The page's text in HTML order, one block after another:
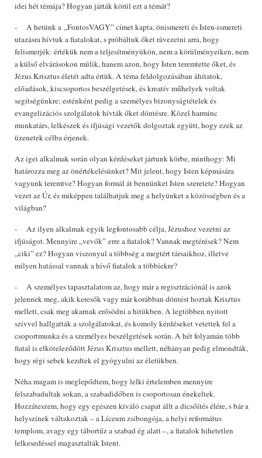
idei hét témája? Hogyan járták körül ezt a témát?
- A hetünk a „FontosVAGY” címet kapta, önismereti és Isten-ismereti
utazásra hívtuk a fiatalokat, s próbáltuk őket rávezetni arra, hogy
felismerjék: értékük nem a teljesítményükön, nem a körülményeiken, nem
a külső elvárásokon múlik, hanem azon, hogy Isten teremtette őket, és
Jézus Krisztus életét adta értük. A téma feldolgozásában áhítatok,
előadások, kiscsoportos beszélgetések, és kreatív műhelyek voltak
segítségünkre; esténként pedig a személyes bizonyságtételek és
evangelizációs szolgálatok hívták őket döntésre. Közel harminc
munkatárs, lelkészek és ifjúsági vezetők dolgoztak együtt, hogy ezek az
üzenetek célba érjenek.
Az igei alkalmak során olyan kérdéseket jártunk körbe, minthogy: Mi
határozza meg az önértékelésünket? Mit jelent, hogy Isten képmására
vagyunk teremtve? Hogyan formál át bennünket Isten szeretete? Hogyan
vezet az Úr, és miképpen találhatjuk meg a helyünket a közösségben és a
világban?
- Az ilyen alkalmak egyik legfontosabb célja, Jézushoz vezetni az
ifjúságot. Mennyire „vevők” erre a fiatalok? Vannak megtérések? Nem
„ciki” ez? Hogyan viszonyul a többség a megtért társaikhoz, illetve
milyen hatással vannak a hívő fiatalok a többiekre?
- A személyes tapasztalatom az, hogy már a regisztrációnál is azok
jelennek meg, akik keresők vagy már korábban döntést hoztak Krisztus
mellett, csak meg akarnak erősödni a hitükben. A legtöbben nyitott
szívvel hallgatták a szolgálatokat, és komoly kérdéseket vetettek fel a
csoportmunka és a személyes beszélgetések során. A hét folyamán több
fiatal is elköteleződött Jézus Krisztus mellett, néhányan pedig elmondták,
hogy régi sebek kezdtek el gyógyulni az életükben.
Néha magam is meglepődtem, hogy lelki értelemben mennyire
felszabadultak sokan, a szabadidőben is csoportosan énekeltek.
Hozzáteszem, hogy egy egészen kiváló csapat állt a dicsőítés élére, s bár a
helyszínek váltakoztak – a Líceum zsibongója, a helyi református
templom, avagy egy tábortűz a szabad ég alatt –, a fiatalok hihetetlen
lelkesedéssel magasztalták Istent.